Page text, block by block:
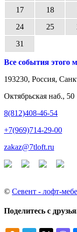
17
18
24
25
31
Все события этого
193230, Россия,
Октябрьская наб., 50
8(812)408-46-54
+7(969)714-29-00
zakaz@7tloft.ru
© Севент - лофт-
Поделитесь с